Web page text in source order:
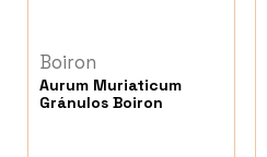
Boiron
Aurum Muriaticum
Gránulos Boiron